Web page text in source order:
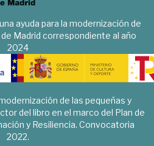
ayuda para la modernización de
Madrid correspondiente al año
2024
de las pequeñas y
del libro en el marco del Plan de
y Resiliencia. Convocatoria
2022.